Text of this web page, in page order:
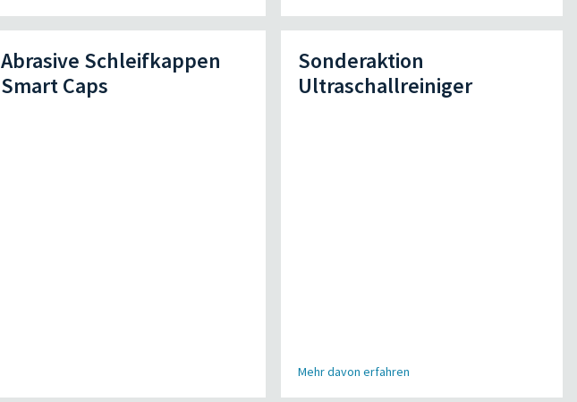
Abrasive Schleifkappen
Smart Caps
Sonderaktion
Ultraschallreiniger
Mehr davon erfahren